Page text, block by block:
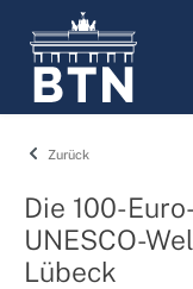
springen
Zurück
Die 100-
UNESCO-
Lübeck